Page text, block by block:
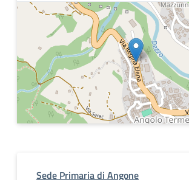
Sede Primaria di Angone